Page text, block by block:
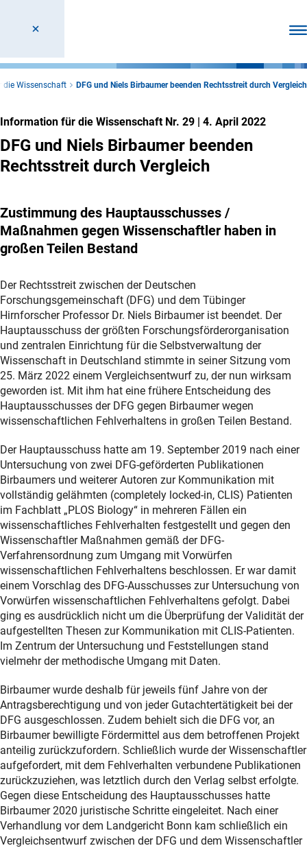
Wissenschaft DFG und Niels Birbaumer beenden Rechtsstreit durch Vergleich
Information für die Wissenschaft Nr. 29 | 4. April 2022
DFG und Niels Birbaumer beenden
Rechtsstreit durch Vergleich
Zustimmung des Hauptausschusses /
Maßnahmen gegen Wissenschaftler haben in
großen Teilen Bestand
Der Rechtsstreit zwischen der Deutschen
Forschungsgemeinschaft (DFG) und dem Tübinger
Hirnforscher Professor Dr. Niels Birbaumer ist beendet. Der
Hauptausschuss der größten Forschungsförderorganisation
und zentralen Einrichtung für die Selbstverwaltung der
Wissenschaft in Deutschland stimmte in seiner Sitzung vom
25. März 2022 einem Vergleichsentwurf zu, der nun wirksam
geworden ist. Mit ihm hat eine frühere Entscheidung des
Hauptausschusses der DFG gegen Birbaumer wegen
wissenschaftlichen Fehlverhaltens in großen Teilen Bestand.
Der Hauptausschuss hatte am 19. September 2019 nach einer
Untersuchung von zwei DFG-geförderten Publikationen
Birbaumers und weiterer Autoren zur Kommunikation mit
vollständig gelähmten (completely locked-in, CLIS) Patienten
im Fachblatt „PLOS Biology“ in mehreren Fällen ein
wissenschaftliches Fehlverhalten festgestellt und gegen den
Wissenschaftler Maßnahmen gemäß der DFG-
Verfahrensordnung zum Umgang mit Vorwürfen
wissenschaftlichen Fehlverhaltens beschlossen. Er war damit
einem Vorschlag des DFG-Ausschusses zur Untersuchung von
Vorwürfen wissenschaftlichen Fehlverhaltens gefolgt. Dabei
ging es ausdrücklich nicht um die Überprüfung der Validität der
aufgestellten Thesen zur Kommunikation mit CLIS-Patienten.
Im Zentrum der Untersuchung und Feststellungen stand
vielmehr der methodische Umgang mit Daten.
Birbaumer wurde deshalb für jeweils fünf Jahre von der
Antragsberechtigung und von jeder Gutachtertätigkeit bei der
DFG ausgeschlossen. Zudem behielt sich die DFG vor, an
Birbaumer bewilligte Fördermittel aus dem betroffenen Projekt
anteilig zurückzufordern. Schließlich wurde der Wissenschaftler
aufgefordert, mit dem Fehlverhalten verbundene Publikationen
zurückzuziehen, was letztlich durch den Verlag selbst erfolgte.
Gegen diese Entscheidung des Hauptausschusses hatte
Birbaumer 2020 juristische Schritte eingeleitet. Nach einer
Verhandlung vor dem Landgericht Bonn kam schließlich ein
Vergleichsentwurf zwischen der DFG und dem Wissenschaftler